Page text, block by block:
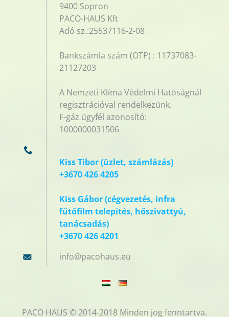
9400 Sopron
PACO-HAUS Kft
Adó sz.:25537116-2-08
Bankszámla szám (OTP) : 11737083-
21127203
A Nemzeti Klíma Védelmi Hatóságnál
regisztrációval rendelkezünk.
F-gáz ügyfél azonosító:
1000000031506
Kiss Tibor (üzlet, számlázás)
+3670 426 4205
Kiss Gábor (cégvezetés, infra
fűtőfilm telepítés, hőszivattyú,
tanácsadás)
+3670 426 4201
info@pacohaus.eu
PACO HAUS © 2014-2018 Minden jog fenntartva.